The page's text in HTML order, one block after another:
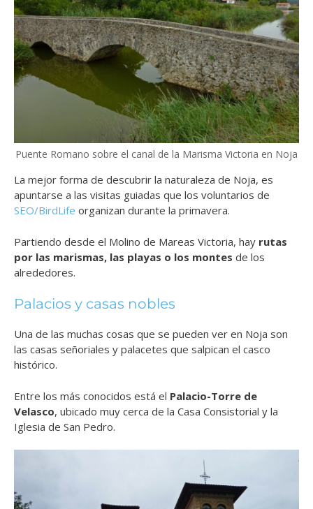
Puente Romano sobre el canal de la Marisma Victoria en Noja
La mejor forma de descubrir la naturaleza de Noja, es
apuntarse a las visitas guiadas que los voluntarios de
SEO/BirdLife organizan durante la primavera.
Partiendo desde el Molino de Mareas Victoria, hay rutas
por las marismas, las playas o los montes de los
alrededores.
Palacios y casas nobles
Una de las muchas cosas que se pueden ver en Noja son
las casas señoriales y palacetes que salpican el casco
histórico.
Entre los más conocidos está el Palacio-Torre de
Velasco, ubicado muy cerca de la Casa Consistorial y la
Iglesia de San Pedro.